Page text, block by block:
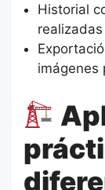
Historial
realizadas
imágenes